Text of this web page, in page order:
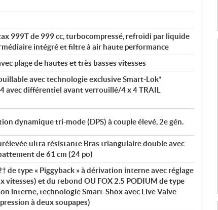
999T de 999 cc, turbocompressé, refroidi par liquide
intégré et filtre à air haute performance
plage de hautes et très basses vitesses
avec technologie exclusive Smart-Lok*
avec différentiel avant verrouillé/4 x 4 TRAIL
dynamique tri-mode (DPS) à couple élevé, 2e gén.
ultra résistante Bras triangulaire double avec
de 61 cm (24 po)
de type « Piggyback » à dérivation interne avec réglage
vitesses) et du rebond OU FOX 2.5 PODIUM de type
interne, technologie Smart-Shox avec Live Valve
à deux soupapes)